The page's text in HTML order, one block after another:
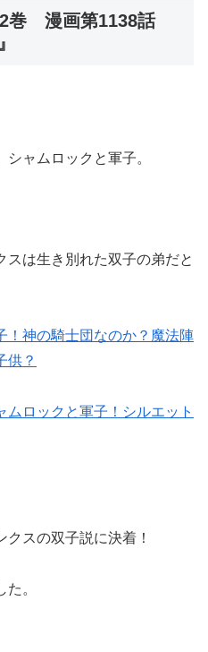
巻 漫画第1138話
ャムロックと軍子。
スは生き別れた双子の弟だと
！神の騎士団なのか？魔法陣
供？
ロックと軍子！シルエット
スの双子説に決着！
。